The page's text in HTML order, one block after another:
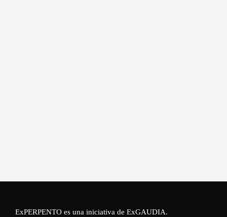
ExPERPENTO es una iniciativa de ExGAUDIA.